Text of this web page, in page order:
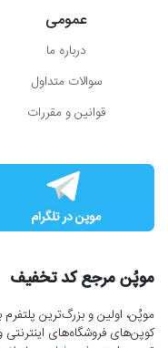
عمومی
درباره ما
سوالات متداول
قوانین و مقررات
موپُن مرجع کد تخفیف
موپُن، اولین و بزرگ‌ترین
کوپن‌های فروشگاه‌های اینترنتی